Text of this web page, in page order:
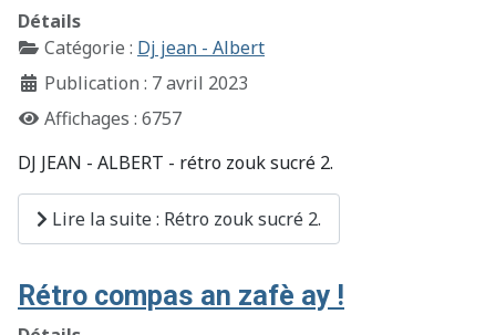
Détails
Catégorie : Dj jean - Albert
Publication : 7 avril 2023
Affichages : 6757
DJ JEAN - ALBERT - rétro zouk sucré 2.
Lire la suite : Rétro zouk sucré 2.
Rétro compas an zafè ay !